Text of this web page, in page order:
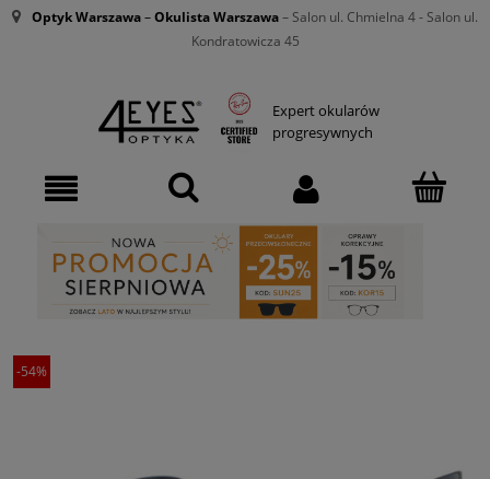
Optyk Warszawa–Okulista Warszawa– Salon ul. Chmielna 4 - Salon ul.
Kondratowicza 45
Expert okularów
progresywnych
-54%